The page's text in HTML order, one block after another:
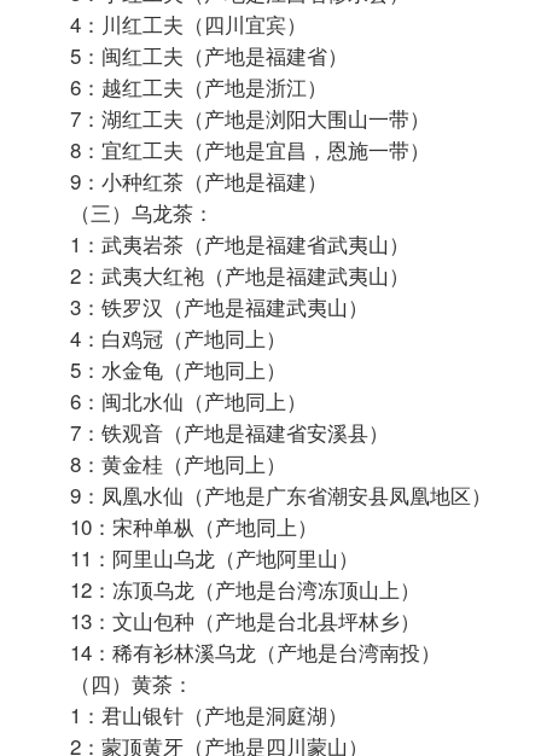
（一）绿茶：1：龙井：狮峰龙井，梅坞龙井，西
湖龙井．（产地是浙江）2：碧螺春茶（产地是江
苏吴县太湖洞庭山上）
3：黄山毛峰茶（产地是黄山）
4：庐山云雾（产地是庐山）
5：六安瓜片（产地是安徽省六安县）
6：蒙顶茶（产地是四川蒙山）
7：太平猴魁茶（产地是安徽省太平县）
8：君山银针茶（产地是洞庭湖中君山小岛上）
9：顾渚紫笋茶（产地是浙江的顾渚山）
10：信阳毛尖茶（产地是河南省信阳地区）
11：平水珠茶（产地是浙江省平水镇一带）
12：西山茶（产地是广西桂平）
13：雁荡毛锋茶（产地是浙江的雁荡山）
14：华顶云雾茶（产地是天台山周围）
15：涌溪火青茶（产地安徽省泾县涌溪弯头山）
16：敬亭绿雪茶（产地是安徽宣城敬亭山）
17：峨眉峨蕊茶（产地是峨眉山）
18：都匀毛尖茶（产地是都匀县）
19：恩施玉露茶（产地是湖北）
20：婺源茗眉茶（产地是江西婺源县）
21：莫干黄芽茶（产地是莫干山）
22：普陀佛茶（产地是浙江省普陀山）
23：安吉白茶（产地是浙江安吉）